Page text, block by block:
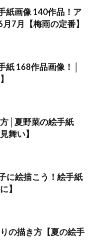
紙画像 140作品！ア
7月【梅雨の定番】
紙 168作品画像！│
│夏野菜の絵手紙
舞い】
に絵描こう！絵手紙
】
の描き方【夏の絵手